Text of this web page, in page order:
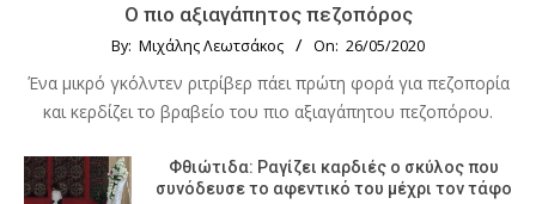
Ο πιο αξιαγάπητος πεζοπόρος
By: Μιχάλης Λεωτσάκος On: 26/05/2020
Ένα μικρό γκόλντεν ριτρίβερ πάει πρώτη φορά για πεζοπορία
και κερδίζει το βραβείο του πιο αξιαγάπητου πεζοπόρου.
Φθιώτιδα: Ραγίζει καρδιές ο σκύλος που
συνόδευσε το αφεντικό του μέχρι τον τάφο